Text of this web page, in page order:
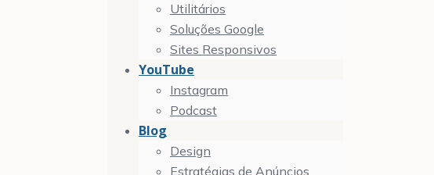
Utilitários
Soluções Google
Sites Responsivos
YouTube
Instagram
Podcast
Blog
Design
Estratégias de Anúncios